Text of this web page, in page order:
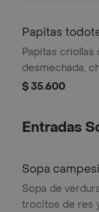
Papitas
Papitas criollas
desmechada,
queso
$ 35.600
Entradas
Sopa
Sopa de
trocitos de res